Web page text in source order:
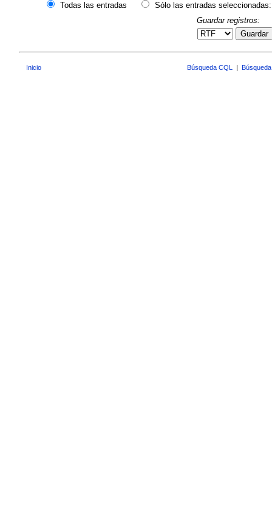
Todas las entradas
Sólo las entradas seleccionadas:
Guardar registros:
Guardar
Inicio Búsqueda CQL